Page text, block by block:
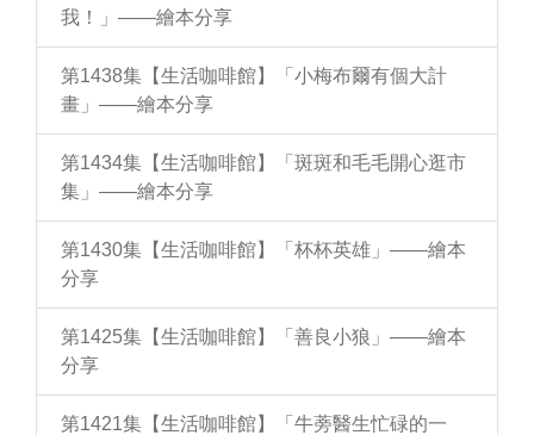
我！」——繪本分享
第1438集【生活咖啡館】「小梅布爾有個大計
畫」——繪本分享
第1434集【生活咖啡館】「斑斑和毛毛開心逛市
集」——繪本分享
第1430集【生活咖啡館】「杯杯英雄」——繪本
分享
第1425集【生活咖啡館】「善良小狼」——繪本
分享
第1421集【生活咖啡館】「牛蒡醫生忙碌的一